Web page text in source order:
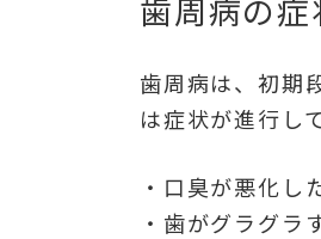
歯周病の症
歯周病は、初期
は症状が進行し
・口臭が悪化し
・歯がグラグラ